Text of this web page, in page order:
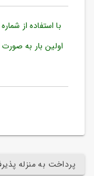
ثبت
بازیابی
رمز
علاقه
با استفاده از
اولین بار به
پرداخت به منزله